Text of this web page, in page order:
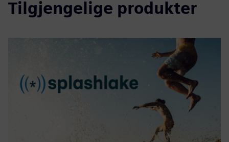
Tilgjengelige produkter